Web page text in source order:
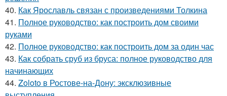
40. Как Ярославль связан с произведениями Толкина
41. Полное руководство: как построить дом своими
руками
42. Полное руководство: как построить дом за один час
43. Как собрать сруб из бруса: полное руководство для
начинающих
44. Zoloto в Ростове-на-Дону: эксклюзивные